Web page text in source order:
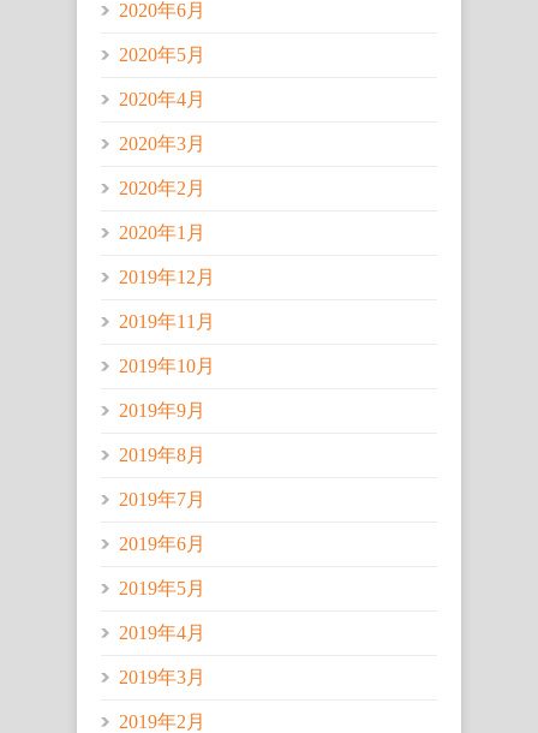
2020年6月
2020年5月
2020年4月
2020年3月
2020年2月
2020年1月
2019年12月
2019年11月
2019年10月
2019年9月
2019年8月
2019年7月
2019年6月
2019年5月
2019年4月
2019年3月
2019年2月